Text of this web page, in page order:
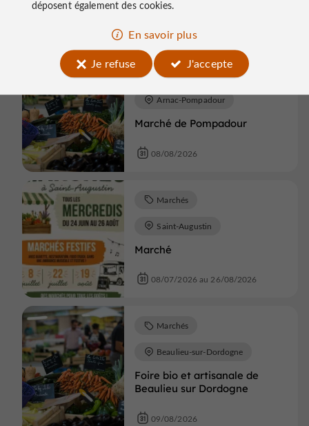
Marché de Pompadour
Marchés
Arnac-Pompadour
08/08/2026
Marché
Marchés
Saint-Augustin
08/07/2026 au 26/08/2026
Foire bio et artisanale de
Beaulieu sur Dordogne
Marchés
Beaulieu-sur-Dordogne
09/08/2026
déposent également des cookies.
En savoir plus
Je refuse
J'accepte